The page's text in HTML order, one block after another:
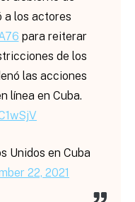
a los actores
para reiterar
de los
las acciones
línea en Cuba.
Unidos en Cuba
22, 2021